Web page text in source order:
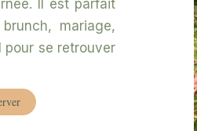
Il est parfait
mariage,
pour se retrouver